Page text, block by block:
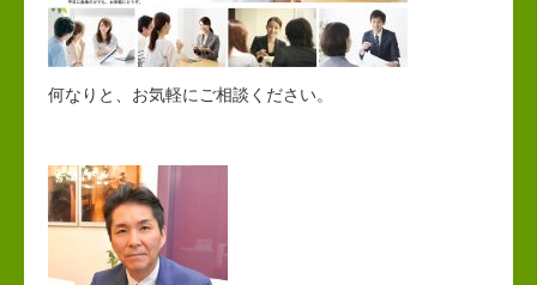
何なりと、お気軽にご相談ください。